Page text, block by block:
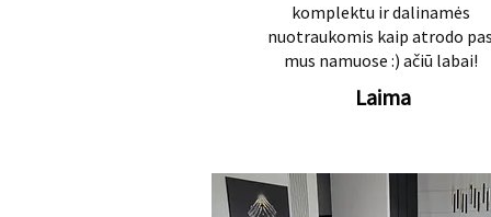
komplektu ir dalinamės
nuotraukomis kaip atrodo
mus namuose :) ačiū labai!
Laima